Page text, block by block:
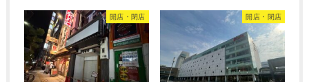
開店・閉店 開店・閉店